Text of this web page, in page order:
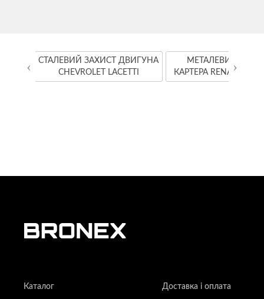
СТАЛЕВИЙ ЗАХИСТ ДВИГУНА
CHEVROLET LACETTI
МЕТАЛЕВИЙ
КАРТЕРА RENAULT
‹ ›
Каталог Доставка і оплата